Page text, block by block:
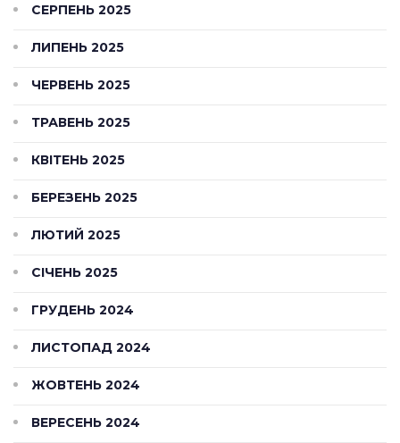
СЕРПЕНЬ 2025
ЛИПЕНЬ 2025
ЧЕРВЕНЬ 2025
ТРАВЕНЬ 2025
КВІТЕНЬ 2025
БЕРЕЗЕНЬ 2025
ЛЮТИЙ 2025
СІЧЕНЬ 2025
ГРУДЕНЬ 2024
ЛИСТОПАД 2024
ЖОВТЕНЬ 2024
ВЕРЕСЕНЬ 2024